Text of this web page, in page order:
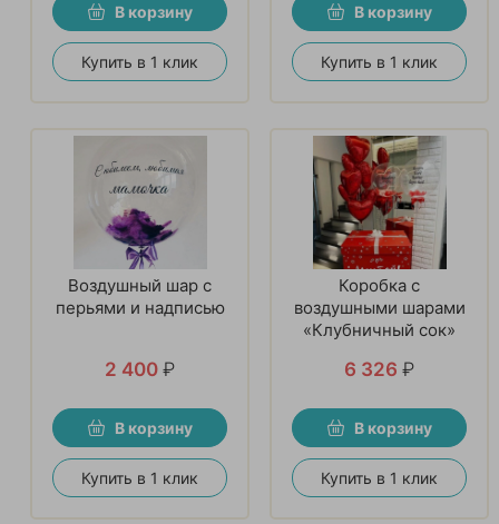
В корзину
Купить в 1 клик
В корзину
Купить в 1 клик
Воздушный шар с
перьями и надписью
2 400 ₽
В корзину
Купить в 1 клик
Коробка с
воздушными шарами
«Клубничный сок»
6 326 ₽
В корзину
Купить в 1 клик